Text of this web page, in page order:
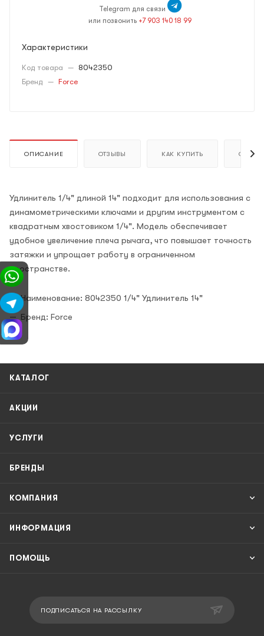
Telegram для связи
или позвонить +7 903 140 18 99
Характеристики
Код товара — 8042350
Бренд — Force
ОПИСАНИЕ ОТЗЫВЫ КАК КУПИТЬ ОПЛАТА
Удлинитель 1/4" длиной 14" подходит для использования с
динамометрическими ключами и другим инструментом с
квадратным хвостовиком 1/4". Модель обеспечивает
удобное увеличение плеча рычага, что повышает точность
затяжки и упрощает работу в ограниченном
пространстве.
Наименование: 8042350 1/4" Удлинитель 14"
Бренд: Force
КАТАЛОГ
АКЦИИ
УСЛУГИ
БРЕНДЫ
КОМПАНИЯ
ИНФОРМАЦИЯ
ПОМОЩЬ
ПОДПИСАТЬСЯ НА РАССЫЛКУ